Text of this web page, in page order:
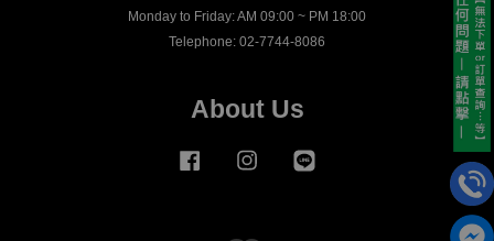
Monday to Friday: AM 09:00 ~ PM 18:00
Telephone: 02-7744-8086
About Us
Facebook Instagram